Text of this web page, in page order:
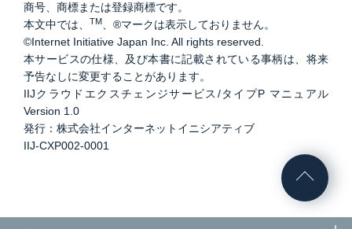
商号、商標または登録商標です。
本文中では、
TM
、®マークは表示しておりません。
©Internet Initiative Japan Inc. All rights reserved.
本サービスの仕様、及び本書に記載されている事柄は、将来
予告なしに変更することがあります。
IIJクラウドエクスチェンジサービス/タイプP マニュアル
Version 1.0
発行：株式会社インターネットイニシアティブ
IIJ-CXP002-0001